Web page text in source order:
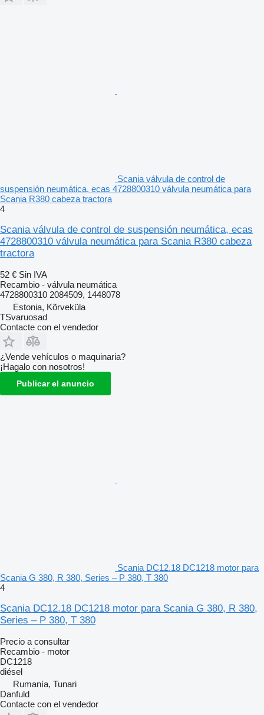
Scania válvula de control de
suspensión neumática, ecas 4728800310 válvula neumática para
Scania R380 cabeza tractora
4
Scania válvula de control de suspensión neumática, ecas
4728800310 válvula neumática para Scania R380 cabeza
tractora
52 € Sin IVA
Recambio - válvula neumática
4728800310 2084509, 1448078
Estonia, Kõrveküla
TSvaruosad
Contacte con el vendedor
¿Vende vehículos o maquinaria?
¡Hagalo con nosotros!
Publicar el anuncio
Scania DC12.18 DC1218 motor para
Scania G 380, R 380, Series – P 380, T 380
4
Scania DC12.18 DC1218 motor para Scania G 380, R 380,
Series – P 380, T 380
Precio a consultar
Recambio - motor
DC1218
diésel
Rumanía, Tunari
Danfuld
Contacte con el vendedor